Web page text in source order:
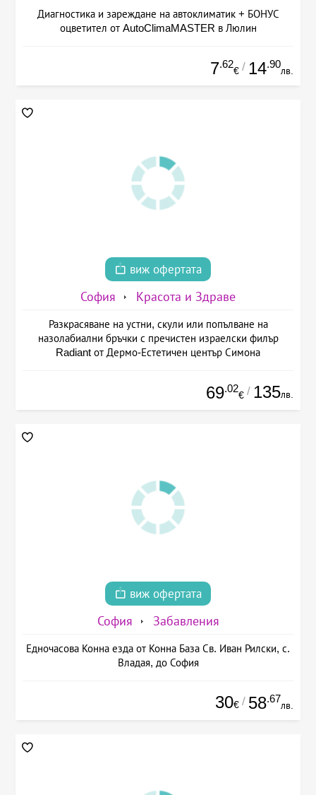
Диагностика и зареждане на автоклиматик + БОНУС
оцветител от AutoClimaMASTER в Люлин
7.62
€ / 14.90
лв.
виж офертата
София Красота и Здраве
Разкрасяване на устни, скули или попълване на
назолабиални бръчки с пречистен израелски филър
Radiant от Дермо-Естетичен център Симона
69.02
€ / 135лв.
виж офертата
София Забавления
Едночасова Конна езда от Конна База Св. Иван Рилски, с.
Владая, до София
30€ / 58.67
лв.